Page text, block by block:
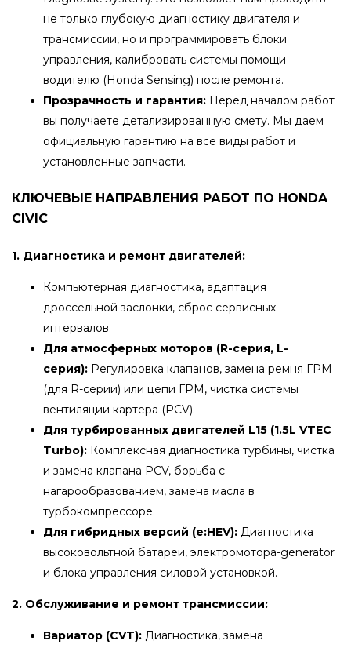
не только глубокую диагностику двигателя и
трансмиссии, но и программировать блоки
управления, калибровать системы помощи
водителю (Honda Sensing) после ремонта.
Прозрачность и гарантия: Перед началом работ
вы получаете детализированную смету. Мы даем
официальную гарантию на все виды работ и
установленные запчасти.
КЛЮЧЕВЫЕ НАПРАВЛЕНИЯ РАБОТ ПО HONDA
CIVIC
1. Диагностика и ремонт двигателей:
Компьютерная диагностика, адаптация
дроссельной заслонки, сброс сервисных
интервалов.
Для атмосферных моторов (R-серия, L-
серия): Регулировка клапанов, замена ремня ГРМ
(для R-серии) или цепи ГРМ, чистка системы
вентиляции картера (PCV).
Для турбированных двигателей L15 (1.5L VTEC
Turbo): Комплексная диагностика турбины, чистка
и замена клапана PCV, борьба с
нагарообразованием, замена масла в
турбокомпрессоре.
Для гибридных версий (e:HEV): Диагностика
высоковольтной батареи, электромотора-generator
и блока управления силовой установкой.
2. Обслуживание и ремонт трансмиссии:
Вариатор (CVT): Диагностика, замена